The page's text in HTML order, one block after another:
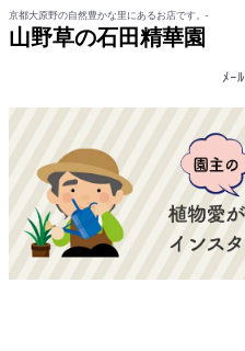
京都大原野の自然豊かな里にあるお店です。-
山野草の石田精華園
ﾒｰ